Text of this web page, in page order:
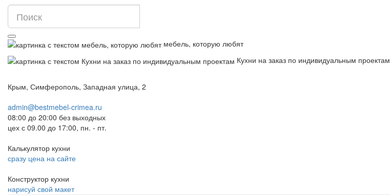
мебель, которую любят
Кухни на заказ по индивидуальным проектам
Крым, Симферополь, Западная улица, 2
admin@bestmebel-crimea.ru
08:00 до 20:00 без выходных
цех с 09.00 до 17:00, пн. - пт.
Калькулятор кухни
сразу цена на сайте
Конструктор кухни
нарисуй свой макет